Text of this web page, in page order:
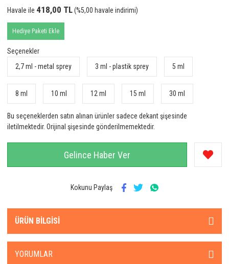
Havale ile 418,00 TL(%5,00 havale indirimi)
Hediye Paketi Ekle
Seçenekler
2,7 ml - metal sprey
3 ml - plastik sprey 5 ml
8 ml 10 ml 12 ml 15 ml 30 ml
Bu seçeneklerden satın alınan ürünler sadece dekant şişesinde
iletilmektedir. Orijinal şişesinde gönderilmemektedir.
Gelince Haber Ver
Kokunu Paylaş
ÜRÜN BILGISI
YORUMLAR